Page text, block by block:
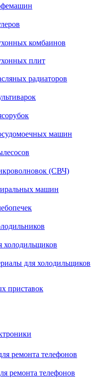
комбаинов
плит
радиаторов
машин
(СВЧ)
машин
холодильщиков
для холодильщиков
приставок
ремонта телефонов
ремонта телефонов